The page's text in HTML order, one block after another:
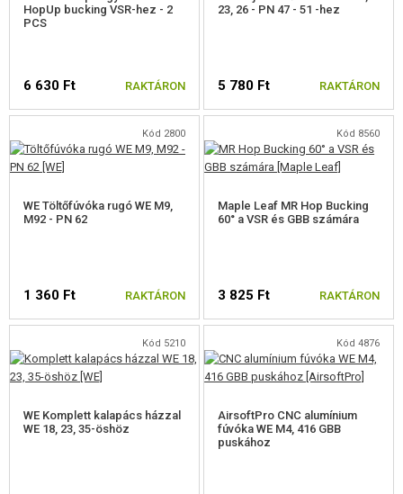
HopUp bucking VSR-hez - 2
PCS
6 630 Ft RAKTÁRON
23, 26 - PN 47 - 51 -hez
5 780 Ft RAKTÁRON
Kód 2800
WE Töltőfúvóka rugó WE M9,
M92 - PN 62
1 360 Ft RAKTÁRON
Kód 8560
Maple Leaf MR Hop Bucking
60° a VSR és GBB számára
3 825 Ft RAKTÁRON
Kód 5210
WE Komplett kalapács házzal
WE 18, 23, 35-öshöz
Kód 4876
AirsoftPro CNC alumínium
fúvóka WE M4, 416 GBB
puskához